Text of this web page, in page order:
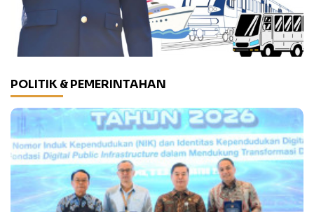
POLITIK & PEMERINTAHAN